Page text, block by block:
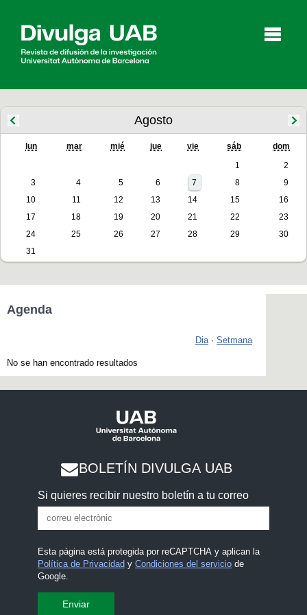
Artículos Entrevistas Vídeos
English Català
Agosto
lun mar mié jue vie sáb dom
1
2
3
4 5 6 7 8
9
10
11 12 13 14 15
16
17
18 19 20 21 22
23
24
25 26 27 28 29
30
31
Agenda
Dia · Setmana
No se han encontrado resultados
BOLETÍN DIVULGA UAB
Si quieres recibir nuestro boletín a tu correo
Esta página está protegida por reCAPTCHA y aplican la
Política de Privacidady Condiciones del serviciode
Google.